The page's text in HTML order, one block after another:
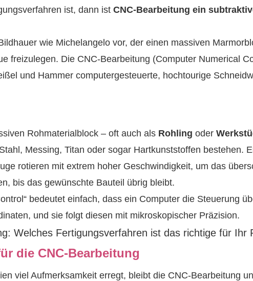
ist, dann ist CNC-Bearbeitung ein
wie Michelangelo vor, der einen massiven
freizulegen. Die CNC-Bearbeitung (Computer Numerical
und Hammer computergesteuerte, hochtourige
Rohmaterialblock – oft auch als Rohling oder
Messing, Titan oder sogar Hartkunststoffen bestehen.
rotieren mit extrem hoher Geschwindigkeit, um das
bis das gewünschte Bauteil übrig bleibt.
bedeutet einfach, dass ein Computer die Steuerung
und sie folgt diesen mit mikroskopischer Präzision.
die CNC-Bearbeitung
viel Aufmerksamkeit erregt, bleibt die CNC-Bearbeitung